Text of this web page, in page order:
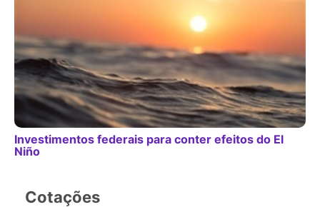
Investimentos federais para conter efeitos do El
Niño
Cotações